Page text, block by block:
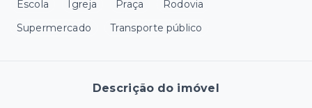
Escola Igreja Praça
Rodovia
Supermercado
Transporte público
Descrição do imóvel